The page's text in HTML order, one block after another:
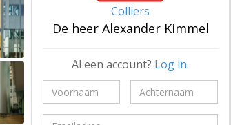
Colliers
De heer Alexander Kimmel
Al een account? Log in.